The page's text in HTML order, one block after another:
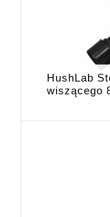
HushLab
wiszącego